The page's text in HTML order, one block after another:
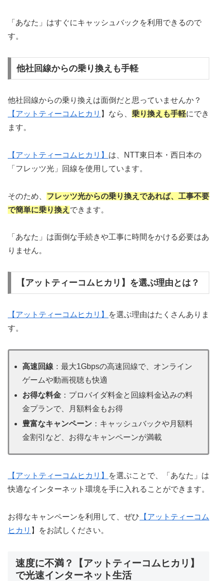
「あなた」はすぐにキャッシュバックを利用できるので
す。
他社回線からの乗り換えも手軽
他社回線からの乗り換えは面倒だと思っていませんか？
【 アットティーコムヒカリ 】なら、 乗り換えも手軽にでき
ます。
【アットティーコムヒカリ】 は、NTT東日本・西日本の
「フレッツ光」回線を使用しています。
そのため、 フレッツ光からの乗り換えであれば、工事不要
で簡単に乗り換え できます。
「あなた」は面倒な手続きや工事に時間をかける必要はあ
りません。
【アットティーコムヒカリ】を選ぶ理由とは？
【アットティーコムヒカリ】
を選ぶ理由はたくさんありま
す。
高速回線 ：最大1Gbpsの高速回線で、オンライン
ゲームや動画視聴も快適
お得な料金 ：プロバイダ料金と回線料金込みの料
金プランで、月額料金もお得
豊富なキャンペーン ：キャッシュバックや月額料
金割引など、お得なキャンペーンが満載
【アットティーコムヒカリ】
を選ぶことで、「あなた」は
快適なインターネット環境を手に入れることができます。
お得なキャンペーンを利用して、ぜひ 【 アットティーコム
ヒカリ 】をお試しください。
速度に不満？【アットティーコムヒカリ】
で光速インターネット生活